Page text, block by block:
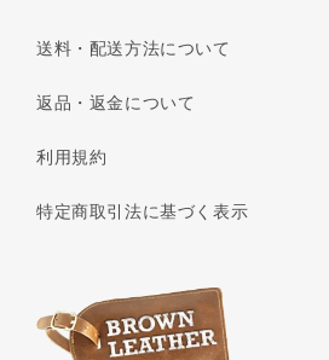
送料・配送方法について
返品・返金について
利用規約
特定商取引法に基づく表示